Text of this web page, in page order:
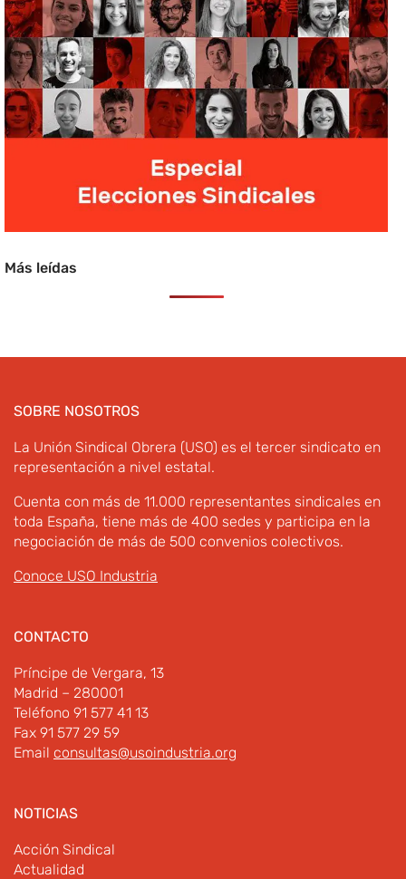
Más leídas
SOBRE NOSOTROS
La Unión Sindical Obrera (USO) es el tercer sindicato en
representación a nivel estatal.
Cuenta con más de 11.000 representantes sindicales en
toda España, tiene más de 400 sedes y participa en la
negociación de más de 500 convenios colectivos.
Conoce USO Industria
CONTACTO
Príncipe de Vergara, 13
Madrid – 280001
Teléfono 91 577 41 13
Fax 91 577 29 59
Email consultas@usoindustria.org
NOTICIAS
Acción Sindical
Actualidad